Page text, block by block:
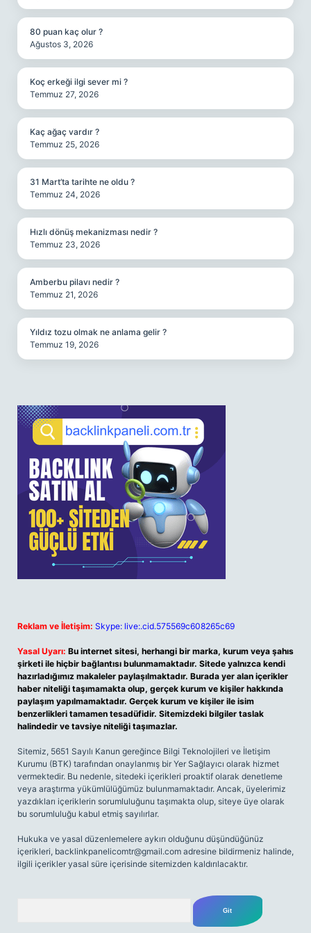
80 puan kaç olur ?
Ağustos 3, 2026
Koç erkeği ilgi sever mi ?
Temmuz 27, 2026
Kaç ağaç vardır ?
Temmuz 25, 2026
31 Mart’ta tarihte ne oldu ?
Temmuz 24, 2026
Hızlı dönüş mekanizması nedir ?
Temmuz 23, 2026
Amberbu pilavı nedir ?
Temmuz 21, 2026
Yıldız tozu olmak ne anlama gelir ?
Temmuz 19, 2026
Reklam ve İletişim: Skype: live:.cid.575569c608265c69
Yasal Uyarı: Bu internet sitesi, herhangi bir marka, kurum veya şahıs
şirketi ile hiçbir bağlantısı bulunmamaktadır. Sitede yalnızca kendi
hazırladığımız makaleler paylaşılmaktadır. Burada yer alan içerikler
haber niteliği taşımamakta olup, gerçek kurum ve kişiler hakkında
paylaşım yapılmamaktadır. Gerçek kurum ve kişiler ile isim
benzerlikleri tamamen tesadüfidir. Sitemizdeki bilgiler taslak
halindedir ve tavsiye niteliği taşımazlar.
Sitemiz, 5651 Sayılı Kanun gereğince Bilgi Teknolojileri ve İletişim
Kurumu (BTK) tarafından onaylanmış bir Yer Sağlayıcı olarak hizmet
vermektedir. Bu nedenle, sitedeki içerikleri proaktif olarak denetleme
veya araştırma yükümlülüğümüz bulunmamaktadır. Ancak, üyelerimiz
yazdıkları içeriklerin sorumluluğunu taşımakta olup, siteye üye olarak
bu sorumluluğu kabul etmiş sayılırlar.
Hukuka ve yasal düzenlemelere aykırı olduğunu düşündüğünüz
içerikleri, backlinkpanelicomtr@gmail.com adresine bildirmeniz halinde,
ilgili içerikler yasal süre içerisinde sitemizden kaldırılacaktır.